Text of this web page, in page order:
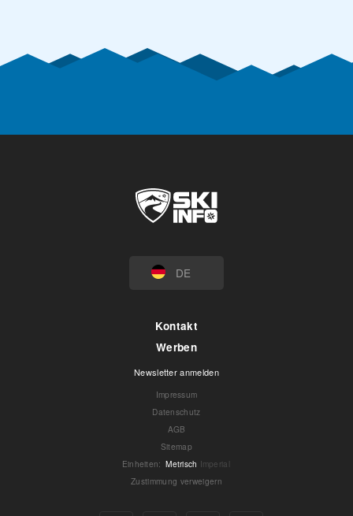
DE
Kontakt
Werben
Newsletter anmelden
Impressum
Datenschutz
AGB
Sitemap
Einheiten: Metrisch Imperial
Zustimmung verweigern